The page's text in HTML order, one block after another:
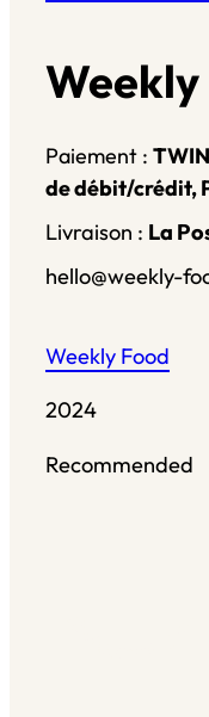
Weekly
Paiement :
de débit/crédit,
Livraison : La
hello@weekly-
Weekly Food
2024
Recommended